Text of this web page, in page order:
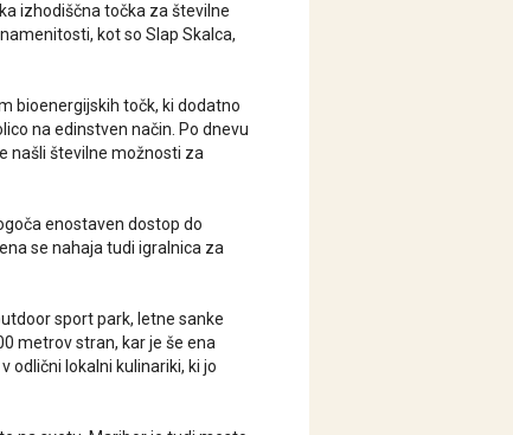
izhodiščna točka za številne
kot so Slap Skalca,
bioenergijskih točk, ki dodatno
na edinstven način. Po dnevu
našli številne možnosti za
enostaven dostop do
se nahaja tudi igralnica za
sport park, letne sanke
metrov stran, kar je še ena
odlični lokalni kulinariki, ki jo